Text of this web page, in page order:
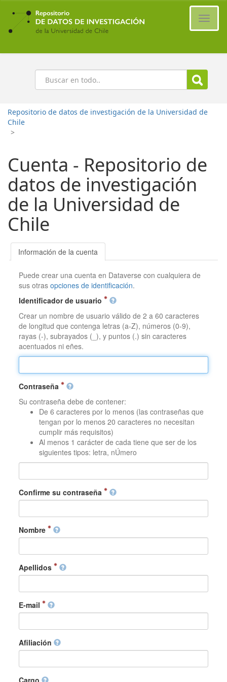
Ir
contenido
principal
Buscar
Repositorio de datos de investigación de la Universidad de
Chile
>
Cuenta - Repositorio de
datos de investigación
de la Universidad de
Chile
Información de la cuenta
Puede crear una cuenta en Dataverse con cualquiera de
sus otrasopciones de identificación.
Identificador de usuario
Crear un nombre de usuario válido de 2 a 60 caracteres
de longitud que contenga letras (a-Z), números (0-9),
rayas (-), subrayados (_), y puntos (.) sin caracteres
acentuados ni eñes.
Contraseña
Su contraseña debe de contener:
De 6 caracteres por lo menos (las contraseñas que
tengan por lo menos 20 caracteres no necesitan
cumplir más requisitos)
Al menos 1 carácter de cada tiene que ser de los
siguientes tipos: letra, nÚmero
Confirme su contraseña
Nombre
Apellidos
E-mail
Afiliación
Cargo